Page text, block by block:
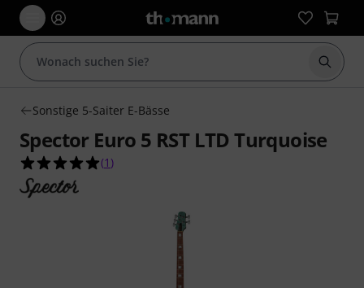
Suche
Sonstige 5-Saiter E-Bässe
Spector Euro 5 RST LTD Turquoise
5.0 von 5 Sternen aus 1 Kundenbewertungen
(1 )